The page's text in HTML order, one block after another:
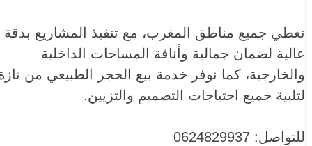
نغطي جميع مناطق المغرب، مع تنفيذ المشاريع بدقة
عالية لضمان جمالية وأناقة المساحات الداخلية
والخارجية، كما نوفر خدمة بيع الحجر الطبيعي من
لتلبية جميع احتياجات التصميم والتزيين.
للتواصل: 0624829937